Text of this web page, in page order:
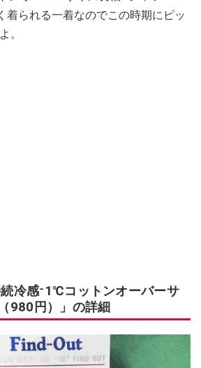
着られる一着なのでこの時期にピッ
。
冷感⁻1℃コットンオーバーサ
980円）」の詳細